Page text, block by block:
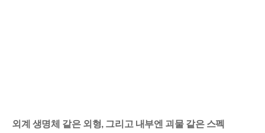
외계 생명체 같은 외형, 그리고 내부엔 괴물 같은 스펙